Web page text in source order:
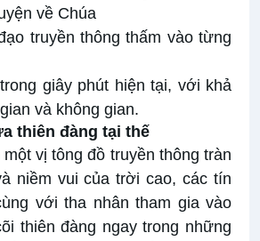
về Chúa
truyền thông thấm vào từng
giây phút hiện tại, với khả
và không gian.
thiên đàng tại thế
vị tông đồ truyền thông tràn
niềm vui của trời cao, các tín
với tha nhân tham gia vào
thiên đàng ngay trong những